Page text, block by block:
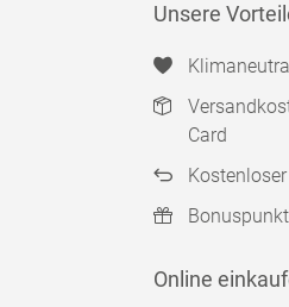
Unsere
Card
Online